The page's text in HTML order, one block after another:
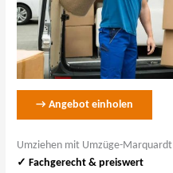
→ Angebot einholen
Umziehen mit Umzüge-Marquardt
✓ Fachgerecht & preiswert